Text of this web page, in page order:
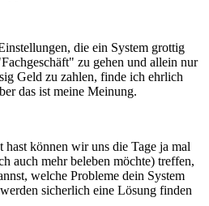
die ein System grottig
zu gehen und allein nur
Geld zu zahlen, finde ich ehrlich
das ist meine Meinung.
können wir uns die Tage ja mal
auch mehr beleben möchte) treffen,
welche Probleme dein System
sicherlich eine Lösung finden